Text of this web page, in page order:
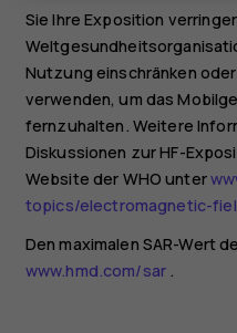
Sie Ihre Exposition
Nutzung einschränken
verwenden, um das
fernzuhalten. Weitere
Diskussionen zur HF-
Website der WHO unter
topics/electromagnetic-
Den maximalen SAR-Wert
www.hmd.com/sar .